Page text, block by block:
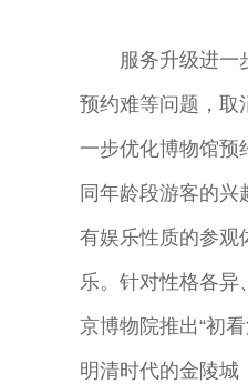
服务升级进一
预约难等问题，取
一步优化博物馆预
同年龄段游客的
有娱乐性质的参观
乐。针对性格各
京博物院推出“初
明清时代的金陵城